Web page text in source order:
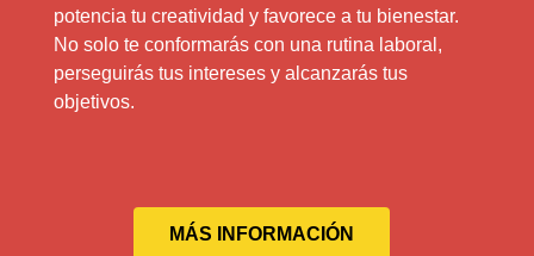
potencia tu creatividad y favorece a tu bienestar.
No solo te conformarás con una rutina laboral,
perseguirás tus intereses y alcanzarás tus
objetivos.
MÁS INFORMACIÓN